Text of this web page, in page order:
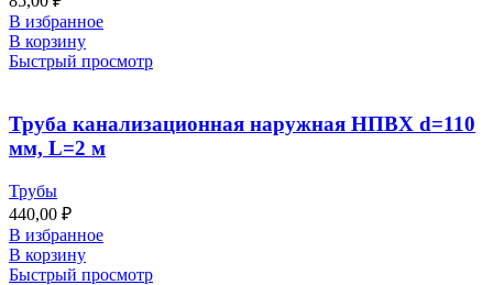
В избранное
В корзину
Быстрый просмотр
Труба канализационная наружная НПВХ d=110
мм, L=2 м
Трубы
440,00 ₽
В избранное
В корзину
Быстрый просмотр